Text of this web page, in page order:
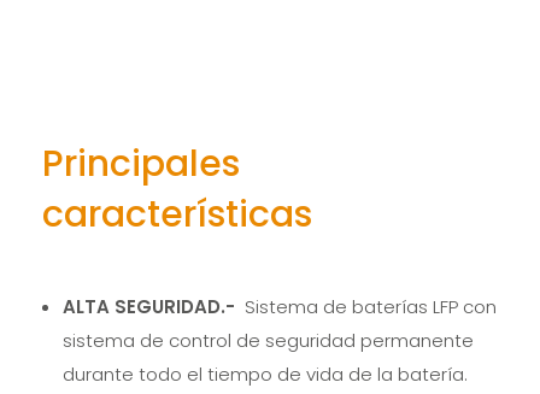
Principales
características
ALTA SEGURIDAD.- Sistema de baterías LFP con
sistema de control de seguridad permanente
durante todo el tiempo de vida de la batería.